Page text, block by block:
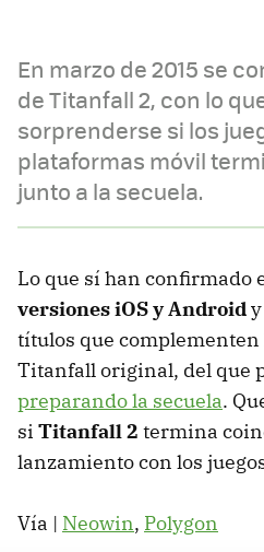
En marzo de 2015 se
de Titanfall 2, con lo
sorprenderse si los
plataformas móvil
junto a la secuela.
Lo que sí han confirmado
versiones iOS y Android
títulos que
Titanfall original, del que
preparando la secuela.
si Titanfall 2 termina
lanzamiento con los
Vía | Neowin, Polygon